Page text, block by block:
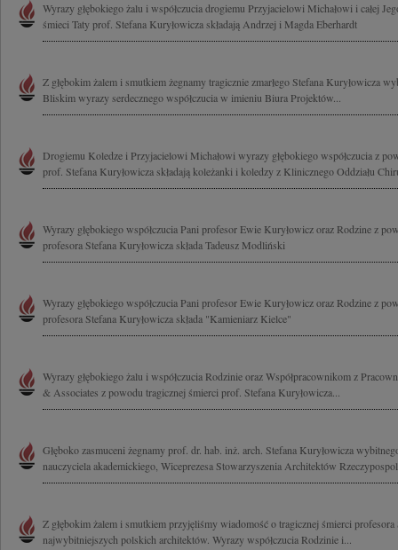
Wyrazy głębokiego żalu i współczucia drogiemu Przyjacielowi Michałowi i całej
śmieci Taty prof. Stefana Kuryłowicza składają Andrzej i Magda Eberhardt
Z głębokim żalem i smutkiem żegnamy tragicznie zmarłego Stefana Kuryłowicza
Bliskim wyrazy serdecznego współczucia w imieniu Biura Projektów...
Drogiemu Koledze i Przyjacielowi Michałowi wyrazy głębokiego współczucia z
prof. Stefana Kuryłowicza składają koleżanki i koledzy z Klinicznego Oddziału
Wyrazy głębokiego współczucia Pani profesor Ewie Kuryłowicz oraz Rodzine z
profesora Stefana Kuryłowicza składa Tadeusz Modliński
Wyrazy głębokiego współczucia Pani profesor Ewie Kuryłowicz oraz Rodzine z
profesora Stefana Kuryłowicza składa "Kamieniarz Kielce"
Wyrazy głębokiego żalu i współczucia Rodzinie oraz Współpracownikom z
& Associates z powodu tragicznej śmierci prof. Stefana Kuryłowicza...
Głęboko zasmuceni żegnamy prof. dr. hab. inż. arch. Stefana Kuryłowicza
nauczyciela akademickiego, Wiceprezesa Stowarzyszenia Architektów
Z głębokim żalem i smutkiem przyjęliśmy wiadomość o tragicznej śmierci
najwybitniejszych polskich architektów. Wyrazy współczucia Rodzinie i...